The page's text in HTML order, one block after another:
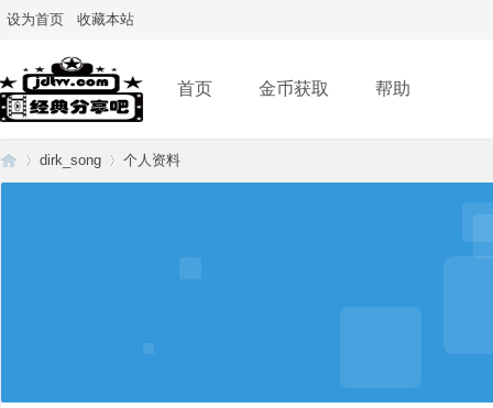
设为首页 收藏本站
首页 金币获取 帮助
dirk_song 个人资料